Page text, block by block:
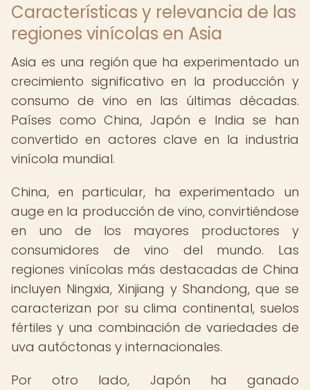
Características y relevancia de las
regiones vinícolas en Asia
Asia es una región que ha experimentado un
crecimiento significativo en la producción y
consumo de vino en las últimas décadas.
Países como China, Japón e India se han
convertido en actores clave en la industria
vinícola mundial.
China, en particular, ha experimentado un
auge en la producción de vino, convirtiéndose
en uno de los mayores productores y
consumidores de vino del mundo. Las
regiones vinícolas más destacadas de China
incluyen Ningxia, Xinjiang y Shandong, que se
caracterizan por su clima continental, suelos
fértiles y una combinación de variedades de
uva autóctonas y internacionales.
Por otro lado, Japón ha ganado